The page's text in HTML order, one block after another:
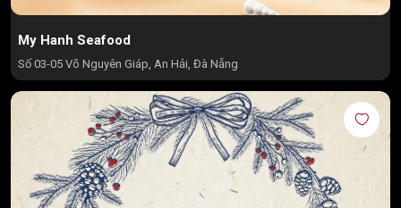
My Hanh Seafood
Số 03-05 Võ Nguyên Giáp, An Hải, Đà Nẵng